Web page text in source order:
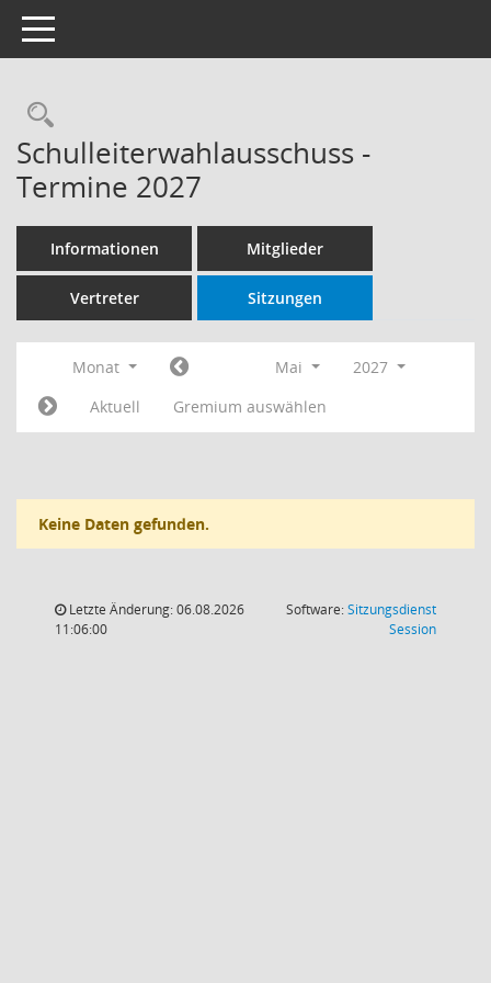
Toggle navigation
Rechercheauswahl
Schulleiterwahlausschuss -
Termine 2027
Informationen Mitglieder
Vertreter Sitzungen
Monat Mai
2027
Aktuell
Gremium auswählen
Keine Daten gefunden.
Letzte Änderung: 06.08.2026
11:06:00
Software:Sitzungsdienst
Session(Wird in